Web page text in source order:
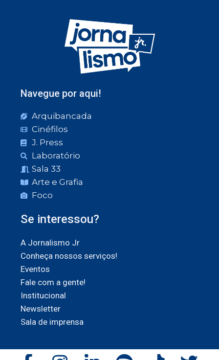
Navegue por aqui!
Arquibancada
Cinéfilos
J. Press
Laboratório
Sala 33
Arte e Grafia
Foco
Se interessou?
A Jornalismo Jr
Conheça nossos serviços!
Eventos
Fale com a gente!
Institucional
Newsletter
Sala de imprensa